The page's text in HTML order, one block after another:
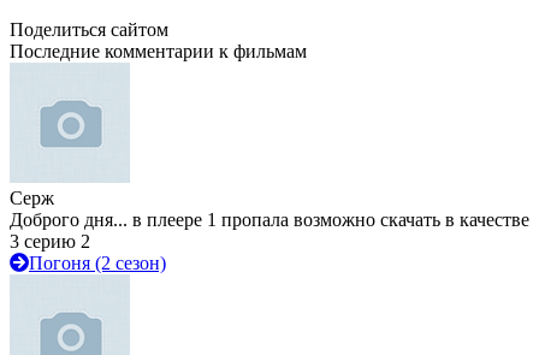
Поделиться сайтом
Последние комментарии к фильмам
Серж
Доброго дня... в плеере 1 пропала возможно скачать в качестве
3 серию 2
Погоня (2 сезон)